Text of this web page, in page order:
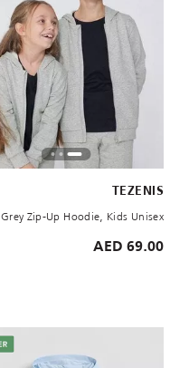
TEZENIS
Grey Zip-Up Hoodie, Kids Unisex
69.00 AED